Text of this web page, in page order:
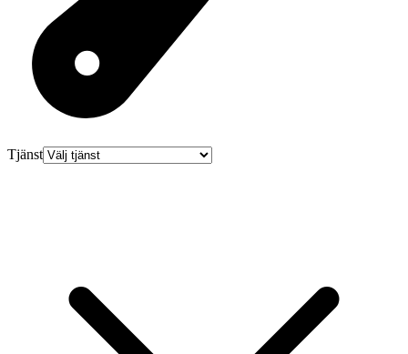
Tjänst